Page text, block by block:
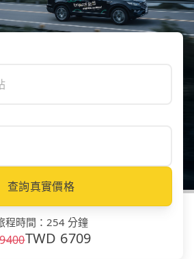
查詢真實價格
程時間 ： 254 分鐘
9400TWD 6709